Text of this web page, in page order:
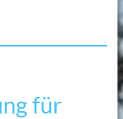
für